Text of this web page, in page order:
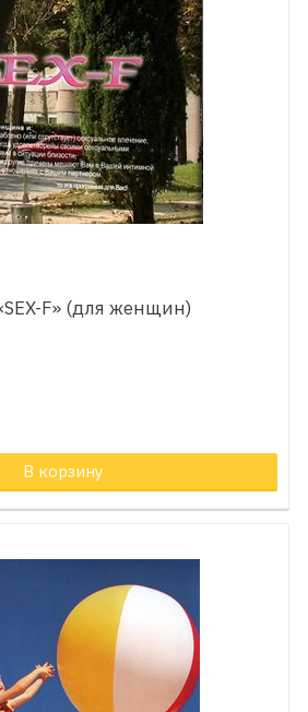
F» (для женщин)
В корзину